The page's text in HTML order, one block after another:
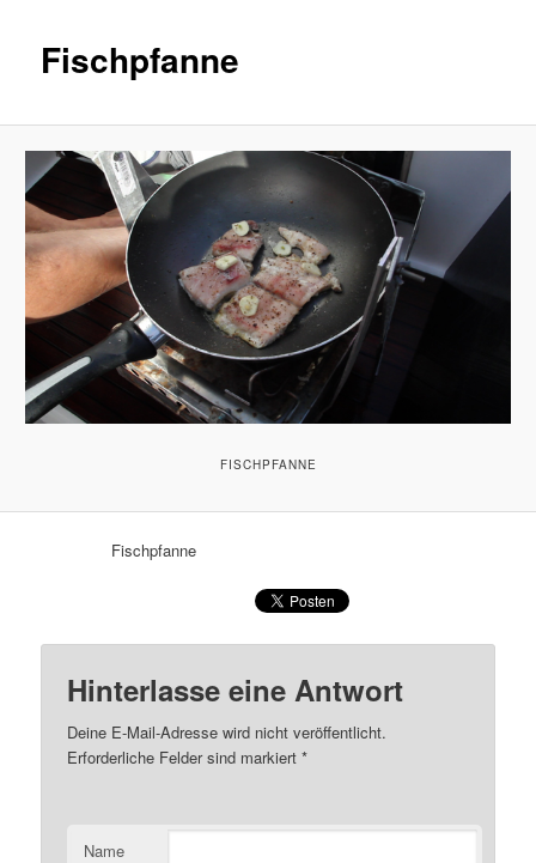
Fischpfanne
FISCHPFANNE
Fischpfanne
Hinterlasse eine Antwort
Deine E-Mail-Adresse wird nicht veröffentlicht.
Erforderliche Felder sind markiert*
Name